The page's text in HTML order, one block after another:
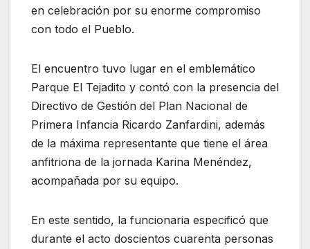
en celebración por su enorme compromiso
con todo el Pueblo.
El encuentro tuvo lugar en el emblemático
Parque El Tejadito y contó con la presencia del
Directivo de Gestión del Plan Nacional de
Primera Infancia Ricardo Zanfardini, además
de la máxima representante que tiene el área
anfitriona de la jornada Karina Menéndez,
acompañada por su equipo.
En este sentido, la funcionaria especificó que
durante el acto doscientos cuarenta personas